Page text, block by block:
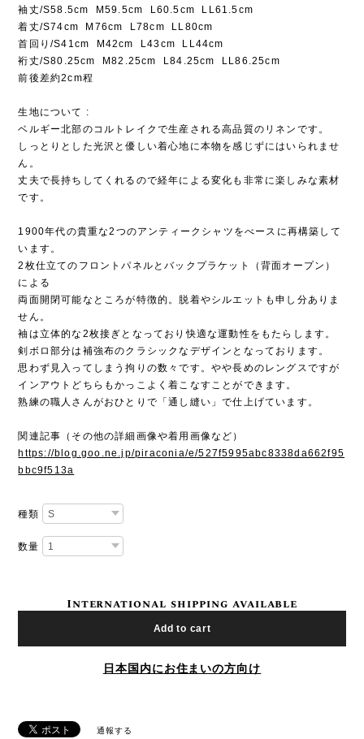
袖丈/S58.5cm M59.5cm L60.5cm LL61.5cm
着丈/S74cm M76cm L78cm LL80cm
首回り/S41cm M42cm L43cm LL44cm
裄丈/S80.25cm M82.25cm L84.25cm LL86.25cm
前後差約2cm程
生地について :
ベルギー北部のコルトレイクで生産される高品質のリネンです。
しっとりとした光沢と優しい着心地に本物を感じずにはいられませ
ん。
丈夫で長持ちしてくれるので経年による変化も非常に楽しみな素材
です。
1900年代の貴重な2つのアンティークシャツをべースに再構築して
います。
2枚仕立てのフロントパネルとバックプラケット（背面オープン）
による
両面開閉可能なところが特徴的。脱着やシルエットも申し分ありま
せん。
袖は立体的な2枚接ぎとなっており快適な運動性をもたらします。
剣ボロ部分は補強布のクラシックなデザインとなっております。
思わず見入ってしまう拘りの数々です。やや長めのレングスですが
インアウトどちらもかっこよく着こなすことができます。
熟練の職人さんがおひとりで「通し縫い」で仕上げています。
関連記事（その他の詳細画像や着用画像など）
https://blog.goo.ne.jp/piraconia/e/527f5995abc8338da662f95
bbc9f513a
種類
数量
International shipping available
Add to cart
日本国内にお住まいの方向け
通報する